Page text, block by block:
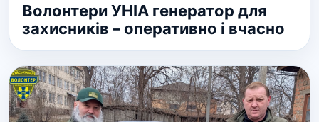
Волонтери УНІА генератор для
захисників – оперативно і вчасно